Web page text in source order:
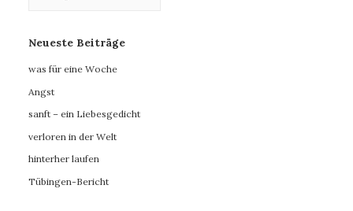
Neueste Beiträge
was für eine Woche
Angst
sanft – ein Liebesgedicht
verloren in der Welt
hinterher laufen
Tübingen-Bericht